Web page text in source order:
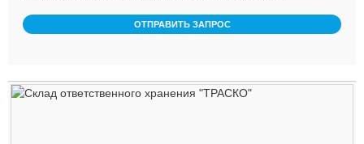
ОТПРАВИТЬ ЗАПРОС